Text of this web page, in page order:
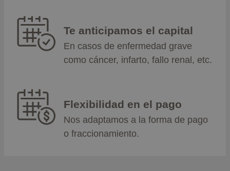
Te anticipamos el capital
En casos de enfermedad grave
como cáncer, infarto, fallo renal, etc.
Flexibilidad en el pago
Nos adaptamos a la forma de pago
o fraccionamiento.